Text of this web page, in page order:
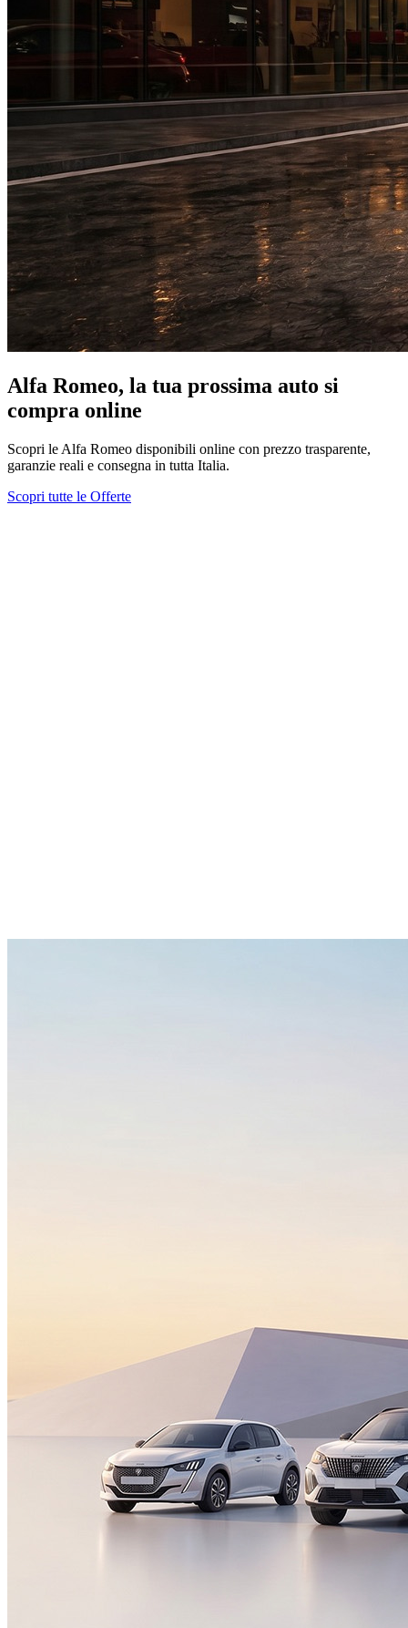
Alfa Romeo, la tua prossima auto si
compra online
Scopri le Alfa Romeo disponibili online con prezzo trasparente,
garanzie reali e consegna in tutta Italia.
Scopri tutte le Offerte